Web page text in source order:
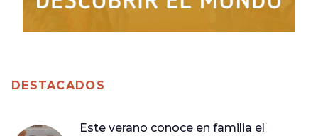
DESTACADOS
Este verano conoce en familia el